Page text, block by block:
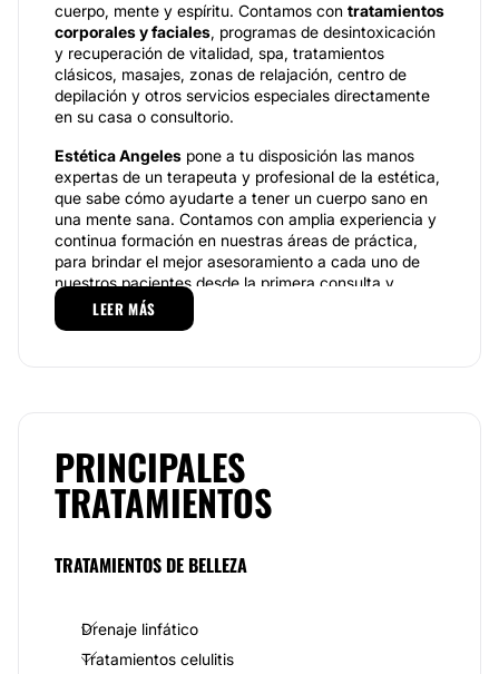
cuerpo, mente y espíritu. Contamos con tratamientos
corporales y faciales, programas de desintoxicación
y recuperación de vitalidad, spa, tratamientos
clásicos, masajes, zonas de relajación, centro de
depilación y otros servicios especiales directamente
en su casa o consultorio.
Estética Angeles pone a tu disposición las manos
expertas de un terapeuta y profesional de la estética,
que sabe cómo ayudarte a tener un cuerpo sano en
una mente sana. Contamos con amplia experiencia y
continua formación en nuestras áreas de práctica,
para brindar el mejor asesoramiento a cada uno de
nuestros pacientes desde la primera consulta y
durante todo el tratamiento.
de diamantes, Peeling químicos superficiales, plasma
rico en plaquetas, tratamiento de alopecia,
mesoterapia facial, ácido hialurónico, mesoterapia
Tratatamiento reductores, tratamiento reafirmantes,
localizadas, tratamiento grasa localizada,
remodelación corporal, tratamiento pre y post
LEER MÁS
PRINCIPALES
TRATAMIENTOS
TRATAMIENTOS DE BELLEZA
Drenaje linfático
Tratamientos celulitis